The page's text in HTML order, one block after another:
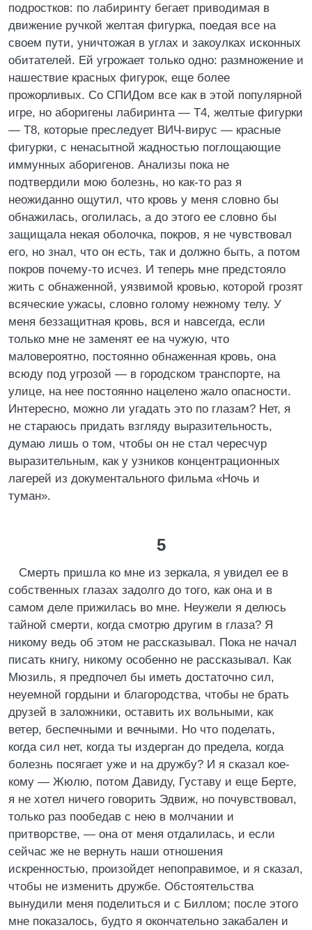
подростков: по лабиринту бегает приводимая в
движение ручкой желтая фигурка, поедая все на
своем пути, уничтожая в углах и закоулках исконных
обитателей. Ей угрожает только одно: размножение и
нашествие красных фигурок, еще более
прожорливых. Со СПИДом все как в этой популярной
игре, но аборигены лабиринта — Т4, желтые фигурки
— Т8, которые преследует ВИЧ-вирус — красные
фигурки, с ненасытной жадностью поглощающие
иммунных аборигенов. Анализы пока не
подтвердили мою болезнь, но как-то раз я
неожиданно ощутил, что кровь у меня словно бы
обнажилась, оголилась, а до этого ее словно бы
защищала некая оболочка, покров, я не чувствовал
его, но знал, что он есть, так и должно быть, а потом
покров почему-то исчез. И теперь мне предстояло
жить с обнаженной, уязвимой кровью, которой грозят
всяческие ужасы, словно голому нежному телу. У
меня беззащитная кровь, вся и навсегда, если
только мне не заменят ее на чужую, что
маловероятно, постоянно обнаженная кровь, она
всюду под угрозой — в городском транспорте, на
улице, на нее постоянно нацелено жало опасности.
Интересно, можно ли угадать это по глазам? Нет, я
не стараюсь придать взгляду выразительность,
думаю лишь о том, чтобы он не стал чересчур
выразительным, как у узников концентрационных
лагерей из документального фильма «Ночь и
туман».
5
Смерть пришла ко мне из зеркала, я увидел ее в
собственных глазах задолго до того, как она и в
самом деле прижилась во мне. Неужели я делюсь
тайной смерти, когда смотрю другим в глаза? Я
никому ведь об этом не рассказывал. Пока не начал
писать книгу, никому особенно не рассказывал. Как
Мюзиль, я предпочел бы иметь достаточно сил,
неуемной гордыни и благородства, чтобы не брать
друзей в заложники, оставить их вольными, как
ветер, беспечными и вечными. Но что поделать,
когда сил нет, когда ты издерган до предела, когда
болезнь посягает уже и на дружбу? И я сказал кое-
кому — Жюлю, потом Давиду, Густаву и еще Берте,
я не хотел ничего говорить Эдвиж, но почувствовал,
только раз пообедав с нею в молчании и
притворстве, — она от меня отдалилась, и если
сейчас же не вернуть наши отношения
искренностью, произойдет непоправимое, и я сказал,
чтобы не изменить дружбе. Обстоятельства
вынудили меня поделиться и с Биллом; после этого
мне показалось, будто я окончательно закабален и